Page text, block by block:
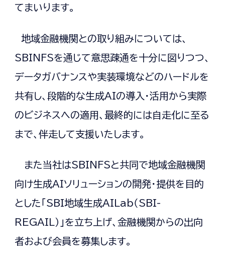
てまいります。
地域金融機関との取り組みについては、
SBINFSを通じて意思疎通を十分に図りつつ、
データガバナンスや実装環境などのハードルを
共有し、段階的な生成AIの導入・活用から実際
のビジネスへの適用、最終的には自走化に至る
まで、伴走して支援いたします。
また当社はSBINFSと共同で地域金融機関
向け生成AIソリューションの開発・提供を目的
とした「SBI地域生成AILab（SBI-
REGAIL）」を立ち上げ、金融機関からの出向
者および会員を募集します。